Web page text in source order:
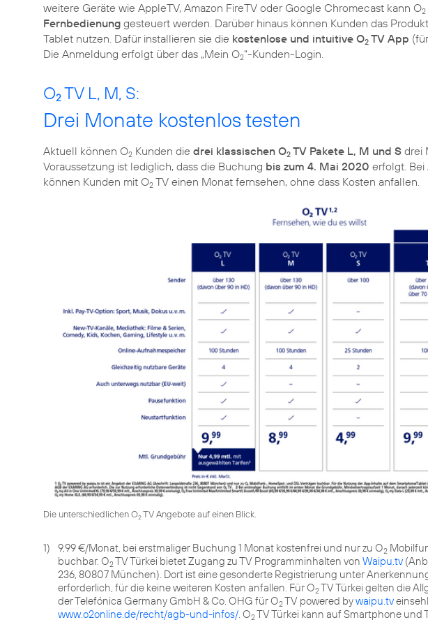
weitere Geräte wie AppleTV, Amazon FireTV oder Google Chromecast kann O2
Fernbedienung gesteuert werden. Darüber hinaus können Kunden das
Tablet nutzen. Dafür installieren sie die kostenlose und intuitive O2 TV App
Die Anmeldung erfolgt über das „Mein O2“-Kunden-Login.
O2 TV L, M, S:
Drei Monate kostenlos testen
Aktuell können O2 Kunden die drei klassischen O2 TV Pakete L, M und S drei
Voraussetzung ist lediglich, dass die Buchung bis zum 4. Mai 2020 erfolgt. Bei
können Kunden mit O2 TV einen Monat fernsehen, ohne dass Kosten anfallen.
Die unterschiedlichen O2TV Angebote auf einen Blick.
1) 9,99 €/Monat, bei erstmaliger Buchung 1 Monat kostenfrei und nur zu O2
buchbar. O2TV Türkei bietet Zugang zu TV Programminhalten von Waipu.tv
236, 80807 München). Dort ist eine gesonderte Registrierung unter
erforderlich, für die keine weiteren Kosten anfallen. Für O2TV Türkei gelten die
der Telefónica Germany GmbH & Co. OHG für O2TV powered bywaipu.tv
www.o2online.de/recht/agb-und-infos/. O2TV Türkei kann auf Smartphone und